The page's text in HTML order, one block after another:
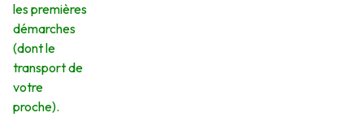
les premières
démarches
(dont le
transport de
votre
proche).